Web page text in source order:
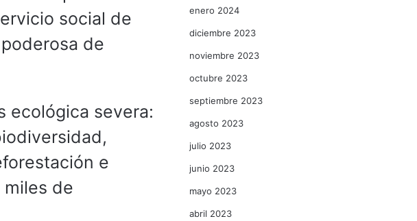
social de
de
ecológica severa:
e
de
enero 2024
diciembre 2023
noviembre 2023
octubre 2023
septiembre 2023
agosto 2023
julio 2023
junio 2023
mayo 2023
abril 2023